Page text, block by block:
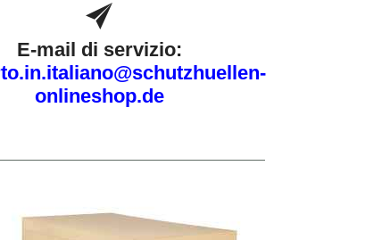
E-mail di servizio:
onlineshop.de